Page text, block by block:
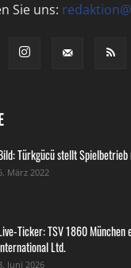
Sie uns:
Türkgücü stellt
März 2022
Ticker: TSV 1860 München
Ltd.
Juni 2026